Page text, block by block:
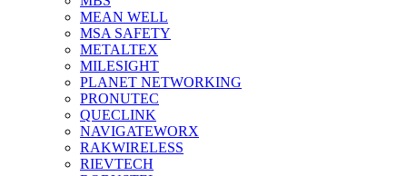
MEAN WELL
MSA SAFETY
METALTEX
MILESIGHT
PLANET NETWORKING
PRONUTEC
QUECLINK
NAVIGATEWORX
RAKWIRELESS
RIEVTECH